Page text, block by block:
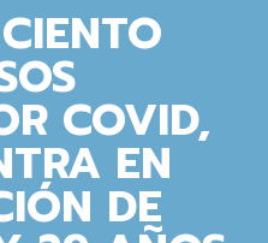
COVID,
EN
DE